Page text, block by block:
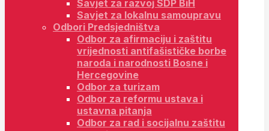
Savjet za razvoj SDP BiH
Savjet za lokalnu samoupravu
Odbori Predsjedništva
Odbor za afirmaciju i zaštitu
vrijednosti antifašističke borbe
naroda i narodnosti Bosne i
Hercegovine
Odbor za turizam
Odbor za reformu ustava i
ustavna pitanja
Odbor za rad i socijalnu zaštitu